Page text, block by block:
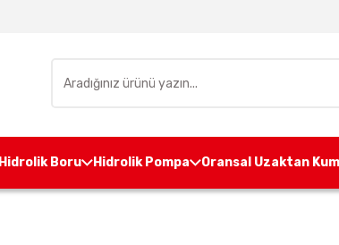
Hidrolik Boru Hidrolik Pompa Oransal Uzaktan